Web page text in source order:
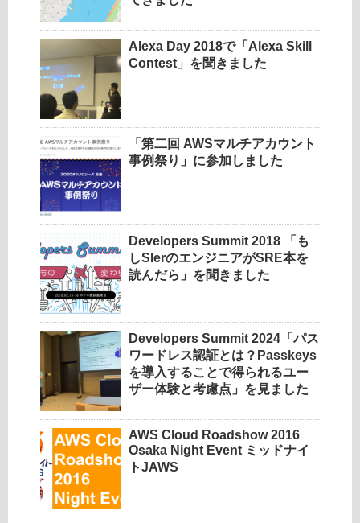
Alexa Day 2018で「Alexa Skill
Contest」を聞きました
「第二回 AWSマルチアカウント
事例祭り」に参加しました
Developers Summit 2018 「も
しSIerのエンジニアがSRE本を
読んだら」を聞きました
Developers Summit 2024「パス
ワードレス認証とは？Passkeys
を導入することで得られるユー
ザー体験と考慮点」を見ました
AWS Cloud Roadshow 2016
Osaka Night Event ミッドナイ
トJAWS